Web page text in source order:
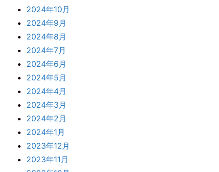
2024年10月
2024年9月
2024年8月
2024年7月
2024年6月
2024年5月
2024年4月
2024年3月
2024年2月
2024年1月
2023年12月
2023年11月